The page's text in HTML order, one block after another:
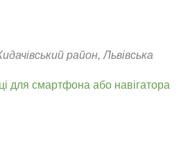
район, Львівська
для смартфона або навігатора